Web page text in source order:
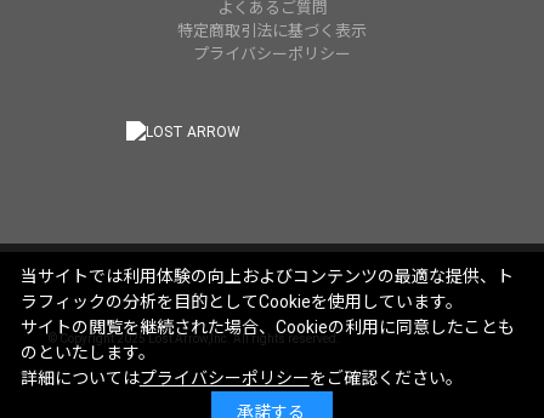
よくあるご質問
特定商取引法に基づく表示
プライバシーポリシー
© Copyright 2025 Lost Arrow,Inc. All rights reserved.
当サイトでは利用体験の向上およびコンテンツの最適な提供、ト
ラフィックの分析を目的としてCookieを使用しています。
サイトの閲覧を継続された場合、Cookieの利用に同意したことも
のといたします。
詳細についてはプライバシーポリシーをご確認ください。
承諾する